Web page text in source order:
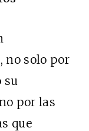
no solo por
su
por las
que